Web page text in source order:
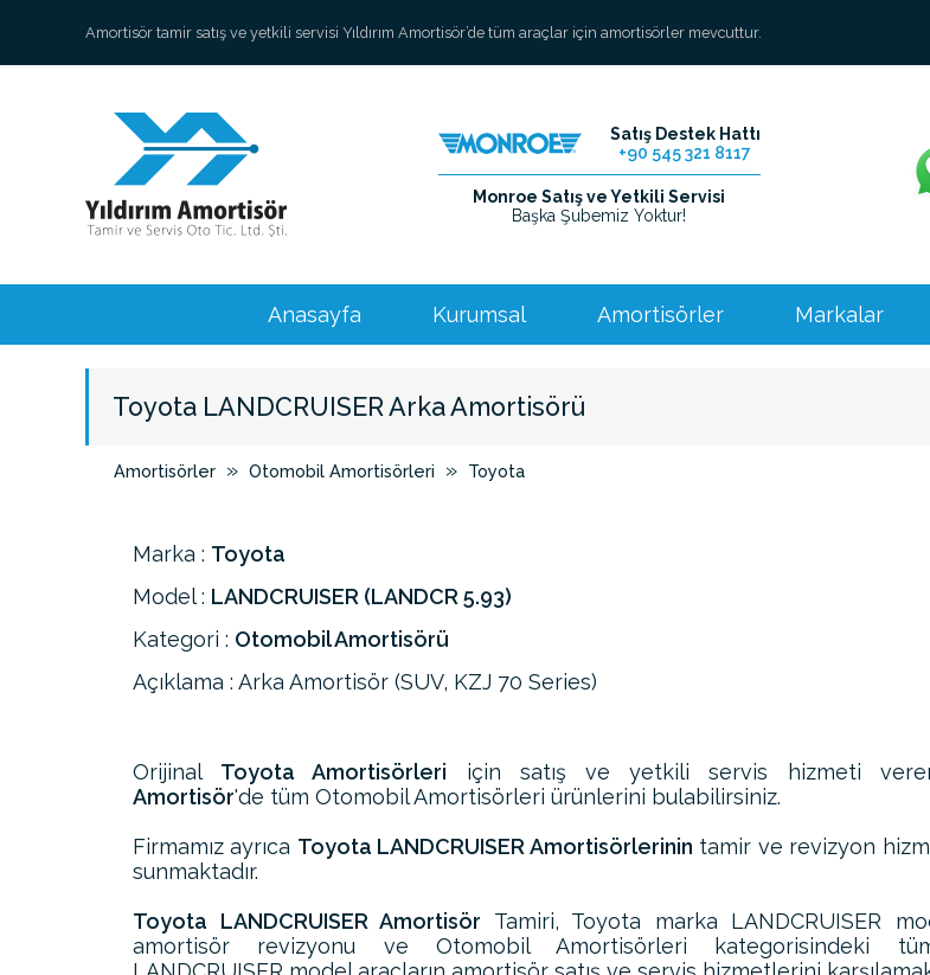
Amortisör tamir satış ve yetkili servisi Yıldırım Amortisör’de tüm araçlar için amortisörler mevcuttur.
Satış Destek Hattı
+90 545 321 8117
Monroe Satış ve Yetkili Servisi
Başka Şubemiz Yoktur!
Anasayfa Kurumsal Amortisörler Markalar
Toyota LANDCRUISER Arka Amortisörü
Amortisörler » Otomobil Amortisörleri » Toyota
Marka : Toyota
Model : LANDCRUISER (LANDCR 5.93)
Kategori : Otomobil Amortisörü
Açıklama : Arka Amortisör (SUV, KZJ 70 Series)
Orijinal Toyota Amortisörleri için satış ve yetkili servis hizmeti
Amortisör'de tüm Otomobil Amortisörleri ürünlerini bulabilirsiniz.
Firmamız ayrıca Toyota LANDCRUISER Amortisörlerinin tamir ve revizyon
sunmaktadır.
Toyota LANDCRUISER Amortisör Tamiri, Toyota marka LANDCRUISER
amortisör revizyonu ve Otomobil Amortisörleri kategorisindeki